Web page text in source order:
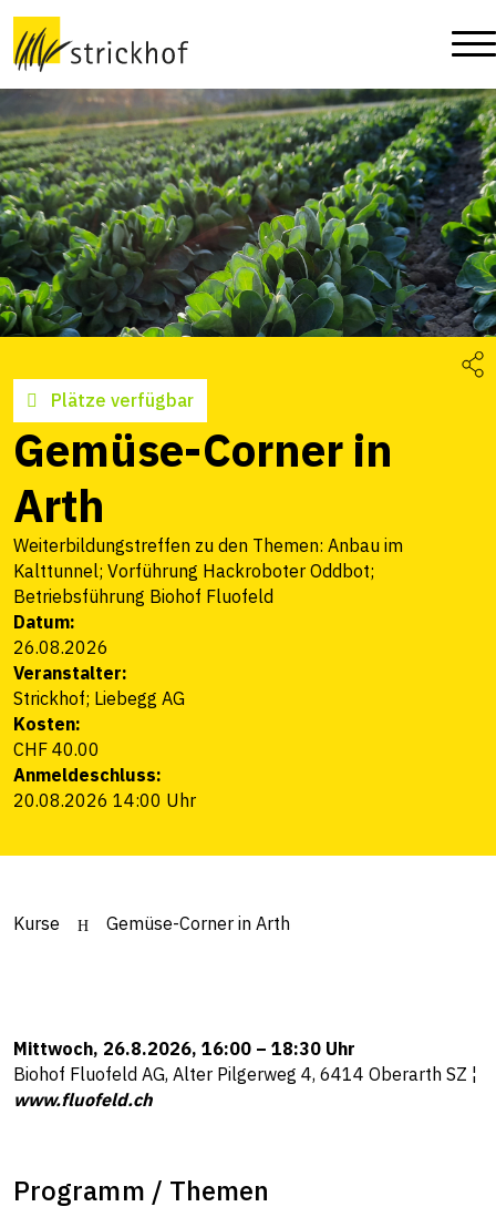
Plätze verfügbar
Gemüse-Corner in
Arth
Weiterbildungstreffen zu den Themen: Anbau im
Kalttunnel; Vorführung Hackroboter Oddbot;
Betriebsführung Biohof Fluofeld
Datum:
26.08.2026
Veranstalter:
Strickhof; Liebegg AG
Kosten:
CHF 40.00
Anmeldeschluss:
20.08.2026 14:00 Uhr
Kurse Gemüse-Corner in Arth
Mittwoch, 26.8.2026, 16:00 – 18:30 Uhr
Biohof Fluofeld AG, Alter Pilgerweg 4, 6414 Oberarth SZ ¦
www.fluofeld.ch
Programm / Themen